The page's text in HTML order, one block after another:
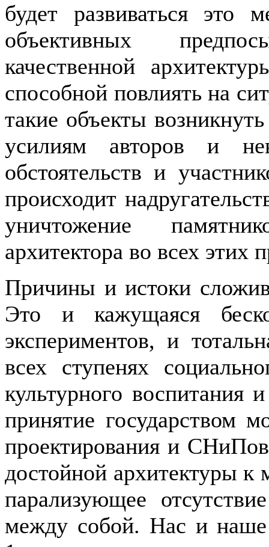
будет развиваться
объективных
качественной
способной повлиять на
такие объекты
усилиям авторов и
обстоятельств и
происходит
уничтожение
архитектора во всех этих
Причины и истоки
Это и кажущаяся
экспериментов, и
всех ступенях
культурного воспитания
принятие государством
проектирования и
достойной архитектуры
парализующее
между собой. Нас и наше